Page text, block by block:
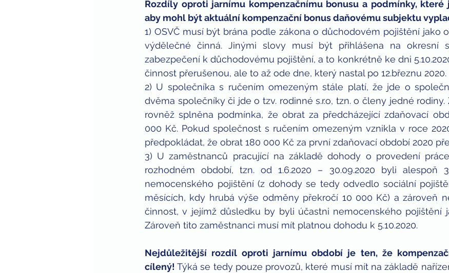
Rozdíly oproti jarnímu kompenzačnímu bonusu a podmínky, které
aby mohl být aktuální kompenzační bonus daňovému subjektu
1) OSVČ musí být brána podle zákona o důchodovém pojištění jako
výdělečné činná. Jinými slovy musí být přihlášena na okresní
zabezpečení k důchodovému pojištění, a to konkrétně ke dni
činnost přerušenou, ale to až ode dne, který nastal po 12.březnu 2020.
2) U společníka s ručením omezeným stále platí, že jde o
dvěma společníky či jde o tzv. rodinné s.r.o, tzn. o členy jedné
rovněž splněna podmínka, že obrat za předcházející zdaňovací
000 Kč. Pokud společnost s ručením omezeným vznikla v roce
předpokládat, že obrat 180 000 Kč za první zdaňovací období 2020
3) U zaměstnanců pracující na základě dohody o provedení
rozhodném období, tzn. od 1.6.2020 – 30.09.2020 byli alespoň
nemocenského pojištění (z dohody se tedy odvedlo sociální
měsících, kdy hrubá výše odměny překročí 10 000 Kč) a zároveň
činnost, v jejímž důsledku by byli účastni nemocenského pojištění
Zároveň tito zaměstnanci musí mít platnou dohodu k 5.10.2020.
Nejdůležitější rozdíl oproti jarnímu období je ten, že
cílený! Týká se tedy pouze provozů, které musí mít na základě